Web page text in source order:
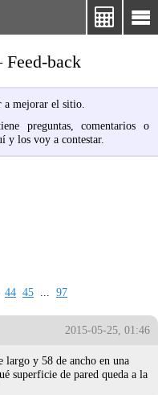


back
a mejorar el sitio.
preguntas, comentarios o
y los voy a contestar.
44 45 ... 97
2015-05-25, 01:46
largo y 58 de ancho en una
superficie de pared queda a la